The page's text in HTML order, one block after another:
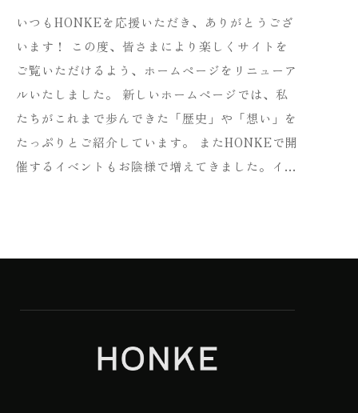
いつもHONKEを応援いただき、ありがとうござ
います！ この度、皆さまにより楽しくサイトを
ご覧いただけるよう、ホームページをリニューア
ルいたしました。 新しいホームページでは、私
たちがこれまで歩んできた「歴史」や「想い」を
たっぷりとご紹介しています。 またHONKEで開
催するイベントもお陰様で増えてきました。イ…